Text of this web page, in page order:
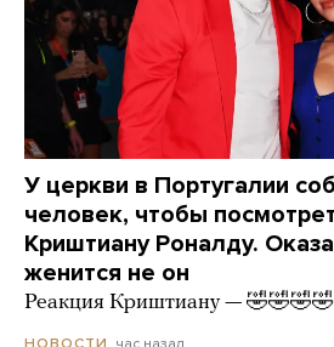
У церкви в Португалии
человек, чтобы
Криштиану Роналду.
женится не он
Реакция Криштиану —
НОВОСТИ час назад